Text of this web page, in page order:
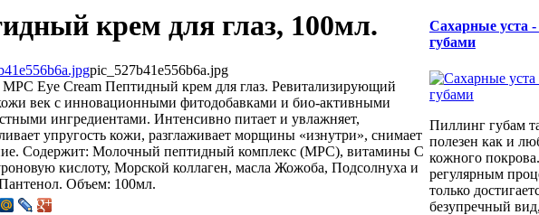
крем для глаз, 100мл.
pic_527b41e556b6a.jpg
MPC Eye Cream Пептидный крем для глаз. Ревитализирующий
век с инновационными фитодобавками и био-активными
ингредиентами. Интенсивно питает и увлажняет,
упругость кожи, разглаживает морщины «изнутри», снимает
Содержит: Молочный пептидный комплекс (МРС), витамины С
кислоту, Морской коллаген, масла Жожоба, Подсолнуха и
Объем: 100мл.
Сахарные уста -
губами
Пиллинг губам
полезен как и
кожного
регулярным
только
безупречный